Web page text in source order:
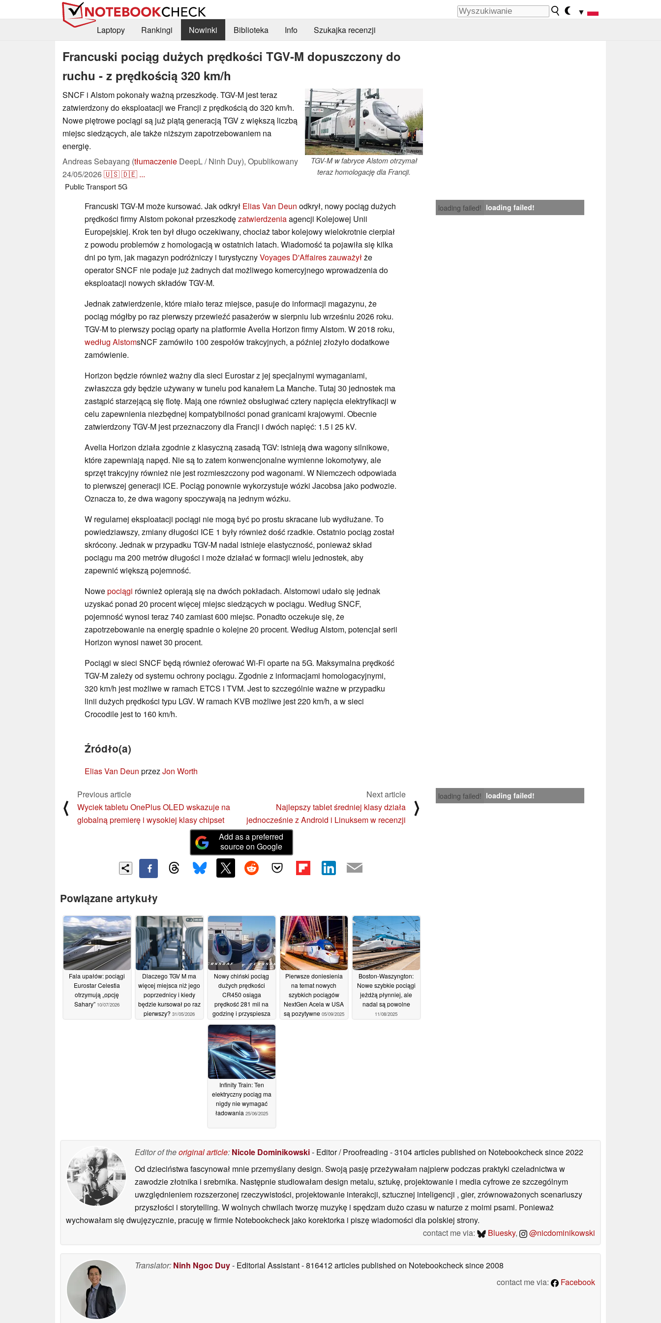
▼
Laptopy
Rankingi Nowinki Biblioteka Info Szukajka recenzji
Francuski pociąg dużych prędkości TGV-M dopuszczony do
ruchu - z prędkością 320 km/h
ⓘ Alstom
TGV-M w fabryce Alstom otrzymał
teraz homologację dla Francji.
SNCF i Alstom pokonały ważną przeszkodę. TGV-M jest teraz
zatwierdzony do eksploatacji we Francji z prędkością do 320 km/h.
Nowe piętrowe pociągi są już piątą generacją TGV z większą liczbą
miejsc siedzących, ale także niższym zapotrzebowaniem na
energię.
Andreas Sebayang (tłumaczenie DeepL / Ninh Duy), Opublikowany
24/05/2026🇺🇸🇩🇪 ...
Public Transport5G
loading failed! loading failed!
Francuski TGV-M może kursować. Jak odkrył Elias Van Deun odkrył, nowy pociąg dużych
prędkości firmy Alstom pokonał przeszkodęzatwierdzeniaagencji Kolejowej Unii
Europejskiej. Krok ten był długo oczekiwany, chociaż tabor kolejowy wielokrotnie cierpiał
z powodu problemów z homologacją w ostatnich latach. Wiadomość ta pojawiła się kilka
dni po tym, jak magazyn podróżniczy i turystycznyVoyages D'Affaires zauważyłże
operator SNCF nie podaje już żadnych dat możliwego komercyjnego wprowadzenia do
eksploatacji nowych składów TGV-M.
Jednak zatwierdzenie, które miało teraz miejsce, pasuje do informacji magazynu, że
pociąg mógłby po raz pierwszy przewieźć pasażerów w sierpniu lub wrześniu 2026 roku.
TGV-M to pierwszy pociąg oparty na platformie Avelia Horizon firmy Alstom. W 2018 roku,
według AlstomsNCF zamówiło 100 zespołów trakcyjnych, a później złożyło dodatkowe
zamówienie.
Horizon będzie również ważny dla sieci Eurostar z jej specjalnymi wymaganiami,
zwłaszcza gdy będzie używany w tunelu pod kanałem La Manche. Tutaj 30 jednostek ma
zastąpić starzejącą się flotę. Mają one również obsługiwać cztery napięcia elektryfikacji w
celu zapewnienia niezbędnej kompatybilności ponad granicami krajowymi. Obecnie
zatwierdzony TGV-M jest przeznaczony dla Francji i dwóch napięć: 1.5 i 25 kV.
Avelia Horizon działa zgodnie z klasyczną zasadą TGV: istnieją dwa wagony silnikowe,
które zapewniają napęd. Nie są to zatem konwencjonalne wymienne lokomotywy, ale
sprzęt trakcyjny również nie jest rozmieszczony pod wagonami. W Niemczech odpowiada
to pierwszej generacji ICE. Pociąg ponownie wykorzystuje wózki Jacobsa jako podwozie.
Oznacza to, że dwa wagony spoczywają na jednym wózku.
W regularnej eksploatacji pociągi nie mogą być po prostu skracane lub wydłużane. To
powiedziawszy, zmiany długości ICE 1 były również dość rzadkie. Ostatnio pociąg został
skrócony. Jednak w przypadku TGV-M nadal istnieje elastyczność, ponieważ skład
pociągu ma 200 metrów długości i może działać w formacji wielu jednostek, aby
zapewnić większą pojemność.
Nowepociągi również opierają się na dwóch pokładach. Alstomowi udało się jednak
uzyskać ponad 20 procent więcej miejsc siedzących w pociągu. Według SNCF,
pojemność wynosi teraz 740 zamiast 600 miejsc. Ponadto oczekuje się, że
zapotrzebowanie na energię spadnie o kolejne 20 procent. Według Alstom, potencjał serii
Horizon wynosi nawet 30 procent.
Pociągi w sieci SNCF będą również oferować Wi-Fi oparte na 5G. Maksymalna prędkość
TGV-M zależy od systemu ochrony pociągu. Zgodnie z informacjami homologacyjnymi,
320 km/h jest możliwe w ramach ETCS i TVM. Jest to szczególnie ważne w przypadku
linii dużych prędkości typu LGV. W ramach KVB możliwe jest 220 km/h, a w sieci
Crocodile jest to 160 km/h.
Źródło(a)
Elias Van Deun przezJon Worth
loading failed! loading failed!
⟨
Previous article
Wyciek tabletu OnePlus OLED wskazuje na
globalną premierę i wysokiej klasy chipset
Next article
Najlepszy tablet średniej klasy działa
jednocześnie z Android i Linuksem w recenzji
⟩
Add as a preferred
source on Google
Powiązane artykuły
Fala upałów: pociągi
Eurostar Celestia
otrzymują „opcję
Sahary” 10/07/2026
Dlaczego TGV M ma
więcej miejsca niż jego
poprzednicy i kiedy
będzie kursował po raz
pierwszy? 31/05/2026
Nowy chiński pociąg
dużych prędkości
CR450 osiąga
prędkość 281 mil na
godzinę i przyspiesza
23/10/2025
Pierwsze doniesienia
na temat nowych
szybkich pociągów
NextGen Acela w USA
są pozytywne 05/09/2025
Boston-Waszyngton:
Nowe szybkie pociągi
jeżdżą płynniej, ale
nadal są powolne
11/08/2025
Infinity Train: Ten
elektryczny pociąg ma
nigdy nie wymagać
ładowania 25/06/2025
Editor of theoriginal article: Nicole Dominikowski- Editor / Proofreading - 3104 articles published on Notebookchecksince 2022
Od dzieciństwa fascynował mnie przemyślany design. Swoją pasję przeżywałam najpierw podczas praktyki czeladnictwa w
zawodzie złotnika i srebrnika. Następnie studiowałam design metalu, sztukę, projektowanie i media cyfrowe ze szczególnym
uwzględnieniem rozszerzonej rzeczywistości, projektowanie interakcji, sztucznej inteligencji , gier, zrównoważonych scenariuszy
przyszłości i storytelling. W wolnych chwilach tworzę muzykę i spędzam dużo czasu w naturze z moimi psami. Ponieważ
wychowałam się dwujęzycznie, pracuję w firmie Notebookcheck jako korektorka i piszę wiadomości dla polskiej strony.
contact me via:
Bluesky, @nicdominikowski
Translator: Ninh Ngoc Duy- Editorial Assistant- 816412 articles published on Notebookchecksince 2008
contact me via:
Facebook